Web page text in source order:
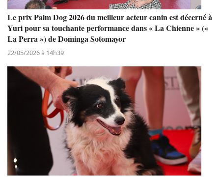
Le prix Palm Dog 2026 du meilleur acteur canin est décerné à
Yuri pour sa touchante performance dans « La Chienne » («
La Perra ») de Dominga Sotomayor
22/05/2026 à 14h39